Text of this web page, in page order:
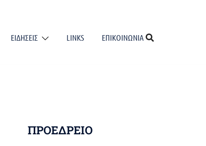
ΕΙΔΗΣΕΙΣ LINKS ΕΠΙΚΟΙΝΩΝΙΑ
ΠΡΟΕΔΡΕΙΟ